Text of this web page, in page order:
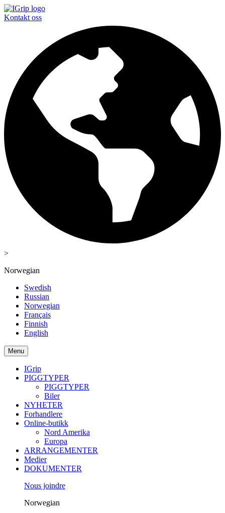
Kontakt oss
>
Norwegian
Swedish
Russian
Norwegian
Français
Finnish
English
Menu
IGrip
PIGGTYPER
PIGGTYPER
Biler
NYHETER
Forhandlere
Online-butikk
Nord Amerika
Europa
ARRANGEMENTER
Medier
DOKUMENTER
Nous joindre
Norwegian